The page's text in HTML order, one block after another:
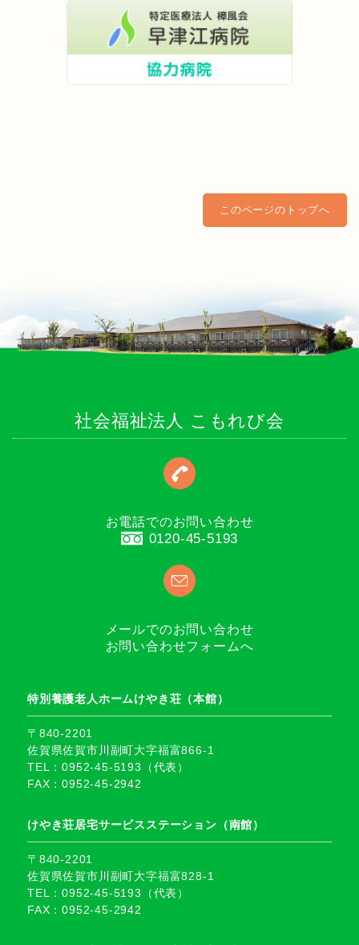
このページのトップへ
社会福祉法人 こもれび会
お電話でのお問い合わせ
0120-45-5193
メールでのお問い合わせ
お問い合わせフォームへ
特別養護老人ホームけやき荘（本館）
〒840-2201
佐賀県佐賀市川副町大字福富866-1
TEL：0952-45-5193（代表）
FAX：0952-45-2942
けやき荘居宅サービスステーション（南館）
〒840-2201
佐賀県佐賀市川副町大字福富828-1
TEL：0952-45-5193（代表）
FAX：0952-45-2942